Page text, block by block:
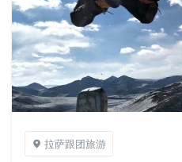
 拉萨跟团旅游